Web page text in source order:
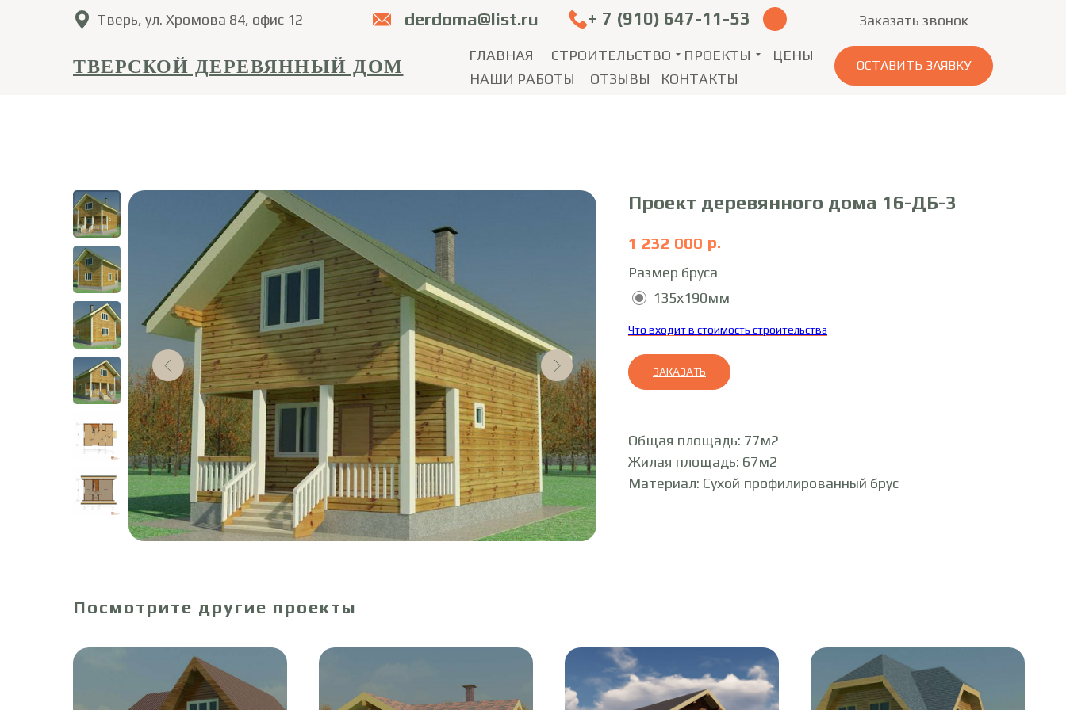
ОСТАВИТЬ ЗАЯВКУ
ГЛАВНАЯ СТРОИТЕЛЬСТВО ПРОЕКТЫ
ЦЕНЫ
НАШИ РАБОТЫ
ОТЗЫВЫ КОНТАКТЫ
Тверь, ул. Хромова 84, офис 12 + 7 (910) 647-11-53
derdoma@list.ru
ТВЕРСКОЙ ДЕРЕВЯННЫЙ ДОМ
Заказать звонок
Проект деревянного дома 16-ДБ-3
1 232 000 р.
Размер бруса
135х190мм
Что входит в стоимость строительства
ЗАКАЗАТЬ
Общая площадь: 77м2
Жилая площадь: 67м2
Материал: Сухой профилированный брус
Посмотрите другие проекты